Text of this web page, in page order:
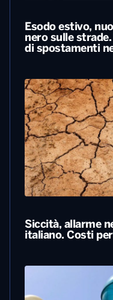
Esodo estivo,
nero sulle
di spostamenti
Siccità, allarme
italiano. Costi